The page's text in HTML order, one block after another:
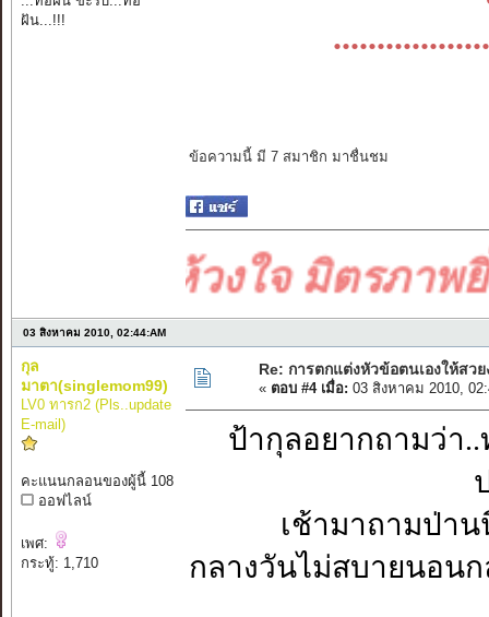
ฝัน...!!!
ข้อความนี้ มี 7 สมาชิก มาชื่นชม
จากห้วงใจ มิตรภาพยิ่งใ
03 สิงหาคม 2010, 02:44:AM
กุล
มาตา(singlemom99)
LV0 ทารก2 (Pls..update
E-mail)
คะแนนกลอนของผู้นี้ 108
ออฟไลน์
เพศ:
กระทู้: 1,710
Re: การตกแต่งหัวข้อตนเองให้สวย
« ตอบ #4 เมื่อ: 03 สิงหาคม 2010,
ป้ากุลอยากถามว่า..
เช้ามาถามป่าน
กลางวันไม่สบายนอน